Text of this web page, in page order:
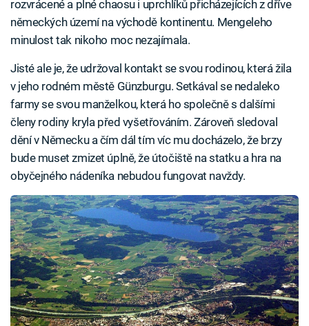
rozvrácené a plné chaosu i uprchlíků přicházejících z dříve
německých území na východě kontinentu. Mengeleho
minulost tak nikoho moc nezajímala.
Jisté ale je, že udržoval kontakt se svou rodinou, která žila
v jeho rodném městě Günzburgu. Setkával se nedaleko
farmy se svou manželkou, která ho společně s dalšími
členy rodiny kryla před vyšetřováním. Zároveň sledoval
dění v Německu a čím dál tím víc mu docházelo, že brzy
bude muset zmizet úplně, že útočiště na statku a hra na
obyčejného nádeníka nebudou fungovat navždy.